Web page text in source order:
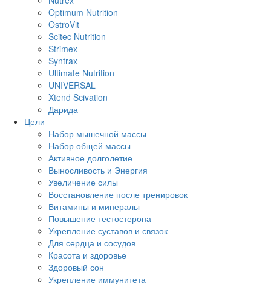
Optimum Nutrition
OstroVit
Scitec Nutrition
Strimex
Syntrax
Ultimate Nutrition
UNIVERSAL
Xtend Scivation
Дарида
Цели
Набор мышечной массы
Набор общей массы
Активное долголетие
Выносливость и Энергия
Увеличение силы
Восстановление после тренировок
Витамины и минералы
Повышение тестостерона
Укрепление суставов и связок
Для сердца и сосудов
Красота и здоровье
Здоровый сон
Укрепление иммунитета